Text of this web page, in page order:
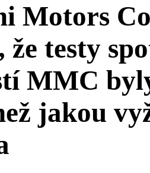
Motors
že testy
MMC
jakou